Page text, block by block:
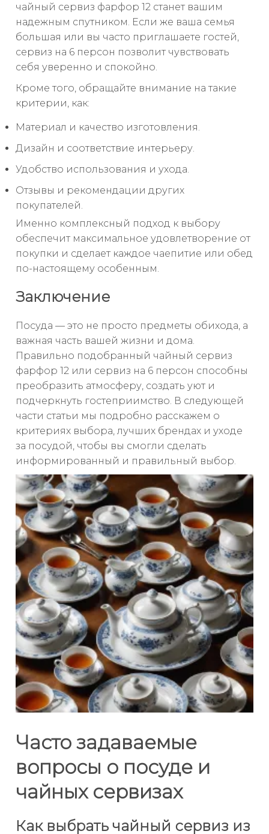
чайный сервиз фарфор 12 станет вашим
надежным спутником. Если же ваша семья
большая или вы часто приглашаете гостей,
сервиз на 6 персон позволит чувствовать
себя уверенно и спокойно.
Кроме того, обращайте внимание на такие
критерии, как:
Материал и качество изготовления.
Дизайн и соответствие интерьеру.
Удобство использования и ухода.
Отзывы и рекомендации других
покупателей.
Именно комплексный подход к выбору
обеспечит максимальное удовлетворение от
покупки и сделает каждое чаепитие или обед
по-настоящему особенным.
Заключение
Посуда — это не просто предметы обихода, а
важная часть вашей жизни и дома.
Правильно подобранный чайный сервиз
фарфор 12 или сервиз на 6 персон способны
преобразить атмосферу, создать уют и
подчеркнуть гостеприимство. В следующей
части статьи мы подробно расскажем о
критериях выбора, лучших брендах и уходе
за посудой, чтобы вы смогли сделать
информированный и правильный выбор.
Часто задаваемые
вопросы о посуде и
чайных сервизах
Как выбрать чайный сервиз из